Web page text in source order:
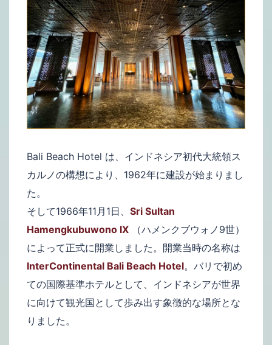
Bali Beach Hotel は、インドネシア初代大統領ス
カルノの構想により、1962年に建設が始まりまし
た。
そして1966年11月1日、 Sri Sultan
Hamengkubuwono IX （ハメンクブウォノ9世）
によって正式に開業しました。開業当時の名称は
InterContinental Bali Beach Hotel。バリで初め
ての国際基準ホテルとして、インドネシアが世界
に向けて観光国として歩み出す象徴的な場所とな
りました。